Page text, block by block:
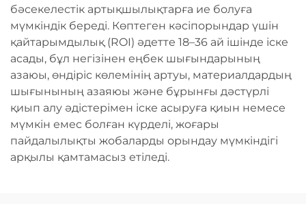
бәсекелестік артықшылықтарға ие болуға
мүмкіндік береді. Көптеген кәсіпорындар үшін
қайтарымдылық (ROI) әдетте 18–36 ай ішінде іске
асады, бұл негізінен еңбек шығындарының
азаюы, өндіріс көлемінің артуы, материалдардың
шығынының азаяюы және бұрынғы дәстүрлі
қиып алу әдістерімен іске асыруға қиын немесе
мүмкін емес болған күрделі, жоғары
пайдалылықты жобаларды орындау мүмкіндігі
арқылы қамтамасыз етіледі.